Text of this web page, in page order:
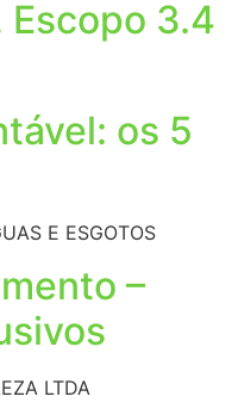
Escopo 3.4
os 5
E ESGOTOS
–
LTDA